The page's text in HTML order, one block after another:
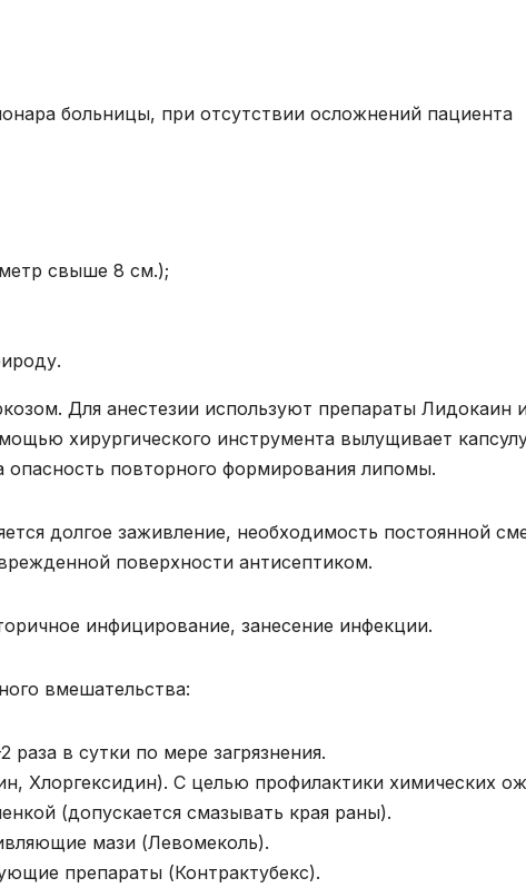
больницы, при отсутствии осложнений пациента
свыше 8 см.);
Для анестезии используют препараты Лидокаин
хирургического инструмента вылущивает
повторного формирования липомы.
долгое заживление, необходимость постоянной
поверхности антисептиком.
инфицирование, занесение инфекции.
вмешательства:
раза в сутки по мере загрязнения.
Хлоргексидин). С целью профилактики химических
(допускается смазывать края раны).
мази (Левомеколь).
препараты (Контрактубекс).